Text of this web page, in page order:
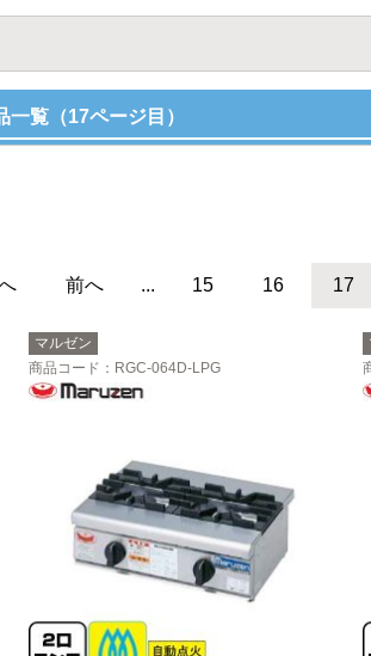
覧（17ページ目）
前へ ... 15 16 17
マルゼン
商品コード ：RGC-064D-LPG